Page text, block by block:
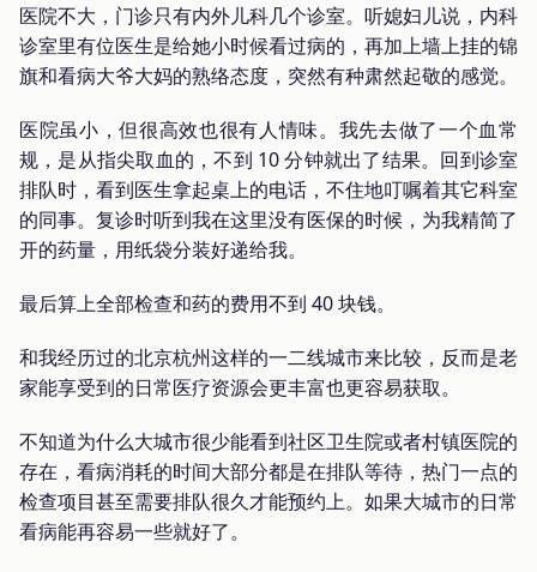
医院不大，门诊只有内外儿科几个诊室。听媳妇儿说，内科
诊室里有位医生是给她小时候看过病的，再加上墙上挂的锦
旗和看病大爷大妈的熟络态度，突然有种肃然起敬的感觉。
医院虽小，但很高效也很有人情味。我先去做了一个血常
规，是从指尖取血的，不到 10 分钟就出了结果。回到诊室
排队时，看到医生拿起桌上的电话，不住地叮嘱着其它科室
的同事。复诊时听到我在这里没有医保的时候，为我精简了
开的药量，用纸袋分装好递给我。
最后算上全部检查和药的费用不到 40 块钱。
和我经历过的北京杭州这样的一二线城市来比较，反而是老
家能享受到的日常医疗资源会更丰富也更容易获取。
不知道为什么大城市很少能看到社区卫生院或者村镇医院的
存在，看病消耗的时间大部分都是在排队等待，热门一点的
检查项目甚至需要排队很久才能预约上。如果大城市的日常
看病能再容易一些就好了。